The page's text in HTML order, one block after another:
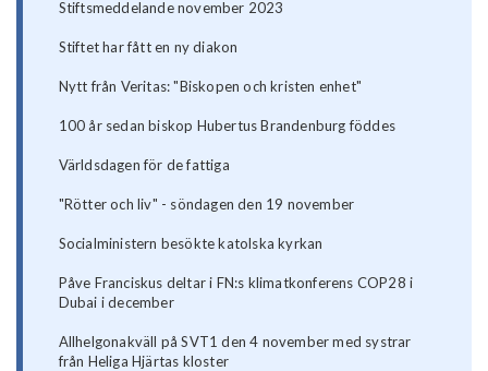
Stiftsmeddelande november 2023
Stiftet har fått en ny diakon
Nytt från Veritas: "Biskopen och kristen enhet"
100 år sedan biskop Hubertus Brandenburg föddes
Världsdagen för de fattiga
"Rötter och liv" - söndagen den 19 november
Socialministern besökte katolska kyrkan
Påve Franciskus deltar i FN:s klimatkonferens COP28 i
Dubai i december
Allhelgonakväll på SVT1 den 4 november med systrar
från Heliga Hjärtas kloster